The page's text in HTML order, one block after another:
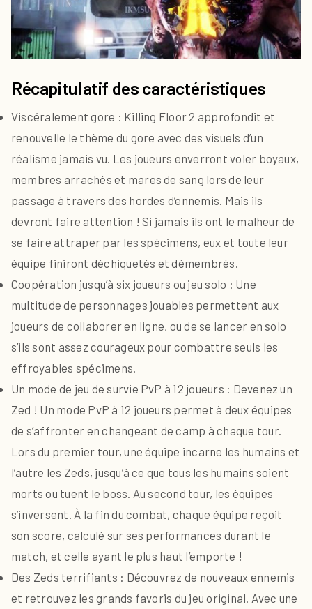
Récapitulatif des caractéristiques
Viscéralement gore : Killing Floor 2 approfondit et
renouvelle le thème du gore avec des visuels d’un
réalisme jamais vu. Les joueurs enverront voler boyaux,
membres arrachés et mares de sang lors de leur
passage à travers des hordes d’ennemis. Mais ils
devront faire attention ! Si jamais ils ont le malheur de
se faire attraper par les spécimens, eux et toute leur
équipe finiront déchiquetés et démembrés.
Coopération jusqu’à six joueurs ou jeu solo : Une
multitude de personnages jouables permettent aux
joueurs de collaborer en ligne, ou de se lancer en solo
s’ils sont assez courageux pour combattre seuls les
effroyables spécimens.
Un mode de jeu de survie PvP à 12 joueurs : Devenez un
Zed ! Un mode PvP à 12 joueurs permet à deux équipes
de s’affronter en changeant de camp à chaque tour.
Lors du premier tour, une équipe incarne les humains et
l’autre les Zeds, jusqu’à ce que tous les humains soient
morts ou tuent le boss. Au second tour, les équipes
s’inversent. À la fin du combat, chaque équipe reçoit
son score, calculé sur ses performances durant le
match, et celle ayant le plus haut l’emporte !
Des Zeds terrifiants : Découvrez de nouveaux ennemis
et retrouvez les grands favoris du jeu original. Avec une